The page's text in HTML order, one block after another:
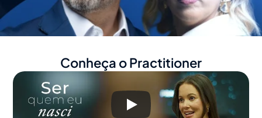
Conheça o Practitioner